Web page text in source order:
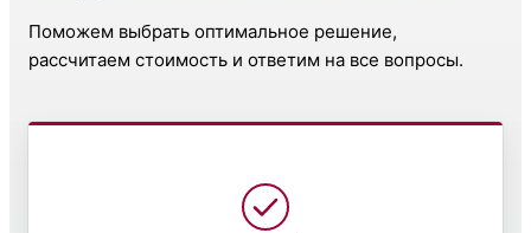
Поможем выбрать оптимальное решение,
рассчитаем стоимость и ответим на все вопросы.